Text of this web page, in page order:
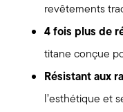
revêtements
4 fois plus de
titane conçue
Résistant aux
l’esthétique et